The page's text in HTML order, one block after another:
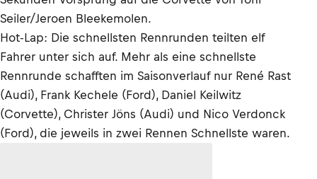
Seiler/Jeroen Bleekemolen.
Hot-Lap: Die schnellsten Rennrunden teilten elf
Fahrer unter sich auf. Mehr als eine schnellste
Rennrunde schafften im Saisonverlauf nur René Rast
(Audi), Frank Kechele (Ford), Daniel Keilwitz
(Corvette), Christer Jöns (Audi) und Nico Verdonck
(Ford), die jeweils in zwei Rennen Schnellste waren.